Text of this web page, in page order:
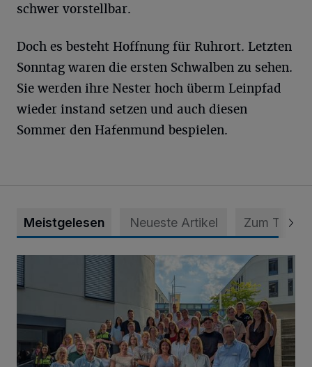
schwer vorstellbar.
Doch es besteht Hoffnung für Ruhrort. Letzten
Sonntag waren die ersten Schwalben zu sehen.
Sie werden ihre Nester hoch überm Leinpfad
wieder instand setzen und auch diesen
Sommer den Hafenmund bespielen.
Meistgelesen Neueste Artikel Zum Thema
Junge Leute starten Ausbildung bei der Stadt